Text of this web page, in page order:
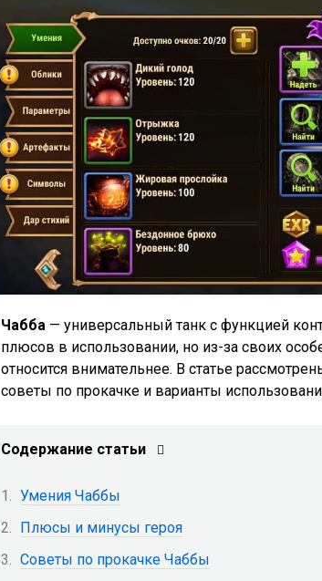
Чабба — универсальный танк с функцией
плюсов в использовании, но из-за своих
относится внимательнее. В статье
советы по прокачке и варианты
Содержание статьи
Умения Чаббы
Плюсы и минусы героя
Советы по прокачке Чаббы